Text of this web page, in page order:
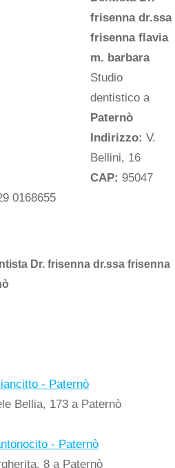
frisenna dr.ssa
frisenna flavia
m. barbara
Studio
dentistico a
Paternò
Indirizzo: V.
Bellini, 16
CAP: 95047
0168655
Dr. frisenna dr.ssa frisenna
- Paternò
Bellia, 173 a Paternò
- Paternò
8 a Paternò